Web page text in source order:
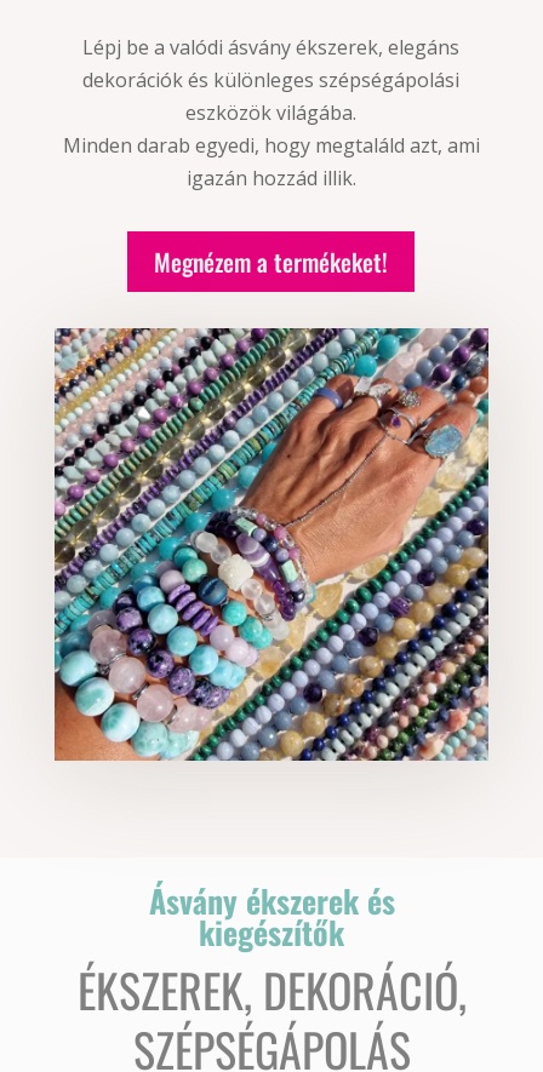
Lépj be a valódi ásvány ékszerek, elegáns
dekorációk és különleges szépségápolási
eszközök világába.
Minden darab egyedi, hogy megtaláld azt, ami
igazán hozzád illik.
Megnézem a termékeket!
Ásvány ékszerek és
kiegészítők
ÉKSZEREK, DEKORÁCIÓ,
SZÉPSÉGÁPOLÁS